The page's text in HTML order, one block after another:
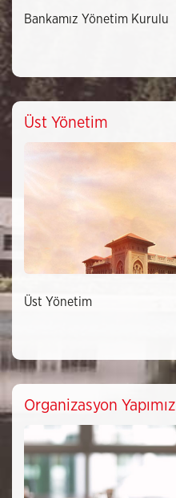
Bankamız Yönetim Kurulu
Üst Yönetim
Üst Yönetim
Organizasyon Yapımız